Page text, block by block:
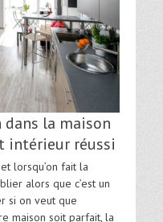
dans la maison
intérieur réussi
lorsqu’on fait la
alors que c’est un
si on veut que
maison soit parfait, la